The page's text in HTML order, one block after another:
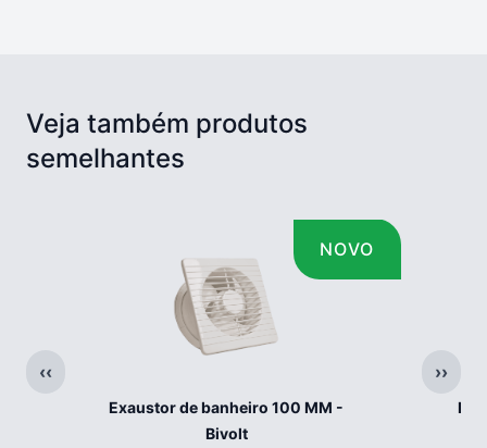
Veja também produtos
semelhantes
‹‹ ››
NOVO
Exaustor de banheiro 100 MM -
Bivolt